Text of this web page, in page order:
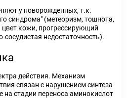
у новорожденных, т.к.
синдрома" (метеоризм, тошнота,
цвет кожи, прогрессирующий
сосудистая недостаточность).
действия. Механизм
связан с нарушением синтеза
на стадии переноса аминокислот